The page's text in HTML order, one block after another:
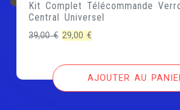
Kit Complet Télécommande
Central Universel
39,00€ Le
initial
29,00€
actuel
est :
AJOUTER AU